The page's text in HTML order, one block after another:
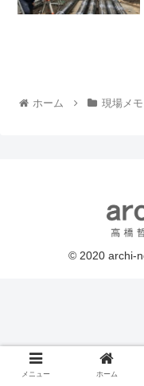
ホーム 現場メモ
© 2020 archi-
メニュー ホーム